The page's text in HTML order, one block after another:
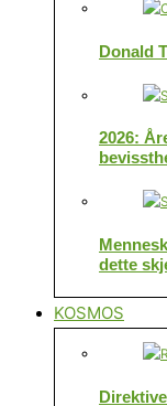
Donald
2026:
dette
KOSMOS